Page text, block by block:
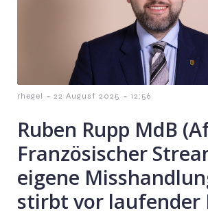
rhegel - 22 August 2025 - 12:56
Ruben Rupp MdB
Französischer
eigene
stirbt vor laufender